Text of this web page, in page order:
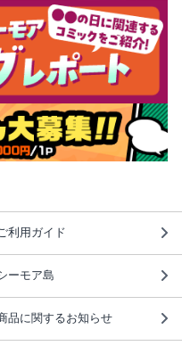
ご利用ガイド
ーモア島
品に関するお知らせ